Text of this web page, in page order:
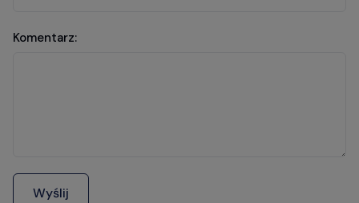
Komentarz:
Wyślij